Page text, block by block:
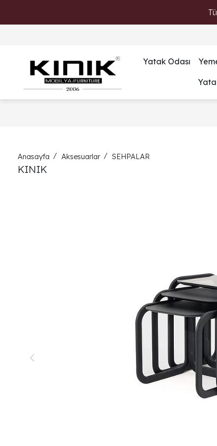
Yatak Odası
Anasayfa Aksesuarlar SEHPALAR
KINIK